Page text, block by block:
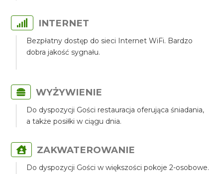
INTERNET
Bezpłatny dostęp do sieci Internet WiFi. Bardzo
dobra jakość sygnału.
WYŻYWIENIE
Do dyspozycji Gości restauracja oferująca śniadania,
a także posiłki w ciągu dnia.
ZAKWATEROWANIE
Do dyspozycji Gości w większości pokoje 2-osobowe.